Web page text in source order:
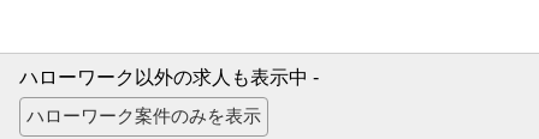
ハローワーク以外の求人も表示中 -